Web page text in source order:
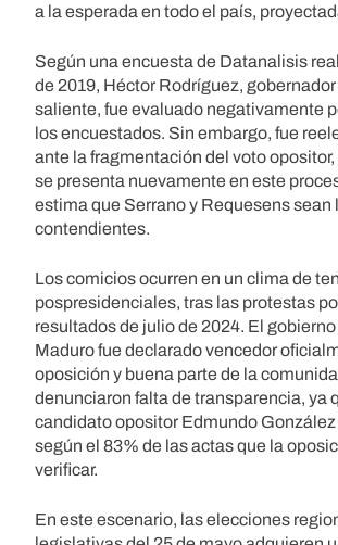
a la esperada en todo el país,
Según una encuesta de Datanalisis
de 2019, Héctor Rodríguez,
saliente, fue evaluado negativamente
los encuestados. Sin embargo, fue
ante la fragmentación del voto
se presenta nuevamente en este
estima que Serrano y Requesens sean
contendientes.
Los comicios ocurren en un clima de
pospresidenciales, tras las protestas
resultados de julio de 2024. El
Maduro fue declarado vencedor
oposición y buena parte de la
denunciaron falta de transparencia, ya
candidato opositor Edmundo
según el 83% de las actas que la
verificar.
En este escenario, las elecciones